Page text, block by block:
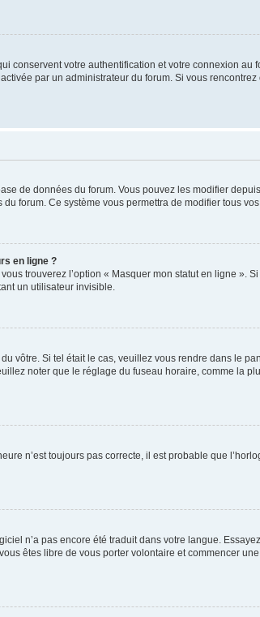
conservent votre authentification et votre connexion au
par un administrateur du forum. Si vous
de données du forum. Vous pouvez les modifier
forum. Ce système vous permettra de modifier tous
en ligne ?
trouverez l’option « Masquer mon statut en ligne ».
un utilisateur invisible.
vôtre. Si tel était le cas, veuillez vous rendre dans le
noter que le réglage du fuseau horaire, comme la
n’est toujours pas correcte, il est probable que
n’a pas encore été traduit dans votre langue.
êtes libre de vous porter volontaire et commencer